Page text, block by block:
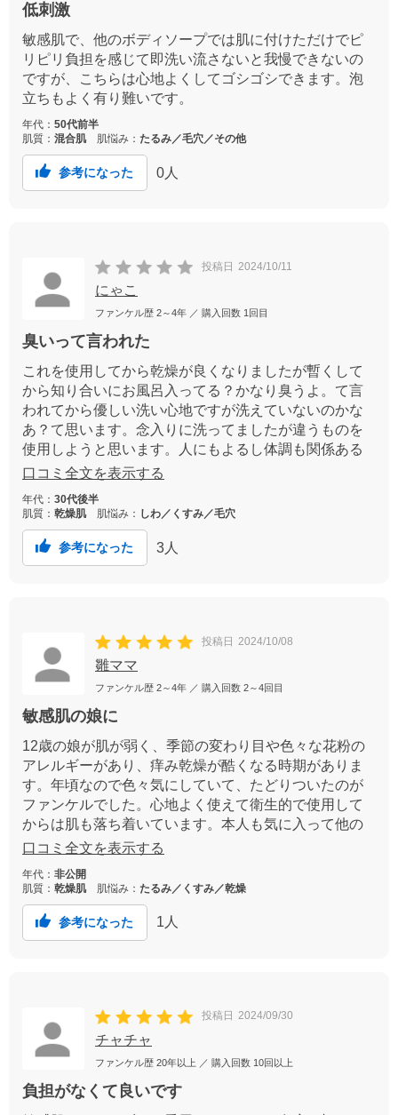
低刺激
敏感肌で、他のボディソープでは肌に付けただけでピ
リピリ負担を感じて即洗い流さないと我慢できないの
ですが、こちらは心地よくしてゴシゴシできます。泡
立ちもよく有り難いです。
年代： 50代前半
肌質： 混合肌 肌悩み： たるみ／毛穴／その他
参考になった 0 人
投稿日 2024/10/11
にゃこ
ファンケル歴 2～4年 ／ 購入回数 1回目
臭いって言われた
これを使用してから乾燥が良くなりましたが暫くして
から知り合いにお風呂入ってる？かなり臭うよ。て言
われてから優しい洗い心地ですが洗えていないのかな
あ？て思います。念入りに洗ってましたが違うものを
使用しようと思います。人にもよるし体調も関係ある
のでこの商品が悪いと思ってないです。
口コミ全文を表示する
年代： 30代後半
肌質： 乾燥肌 肌悩み： しわ／くすみ／毛穴
参考になった 3 人
投稿日 2024/10/08
雛ママ
ファンケル歴 2～4年 ／ 購入回数 2～4回目
敏感肌の娘に
12歳の娘が肌が弱く、季節の変わり目や色々な花粉の
アレルギーがあり、痒み乾燥が酷くなる時期がありま
す。年頃なので色々気にしていて、たどりついたのが
ファンケルでした。心地よく使えて衛生的で使用して
からは肌も落ち着いています。本人も気に入って他の
を使おうとしません。これからトラブルも増える年頃
口コミ全文を表示する
年代： 非公開
肌質： 乾燥肌 肌悩み： たるみ／くすみ／乾燥
参考になった 1人
投稿日 2024/09/30
チャチャ
ファンケル歴 20年以上 ／ 購入回数 10回以上
負担がなくて良いです